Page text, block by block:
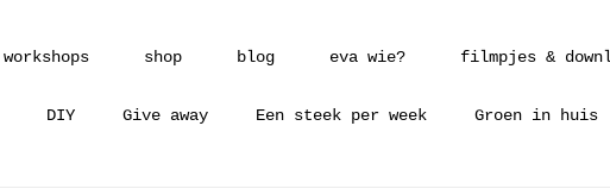
workshops shop blog eva wie? filmpjes &
DIY Give away Een steek per week Groen in huis